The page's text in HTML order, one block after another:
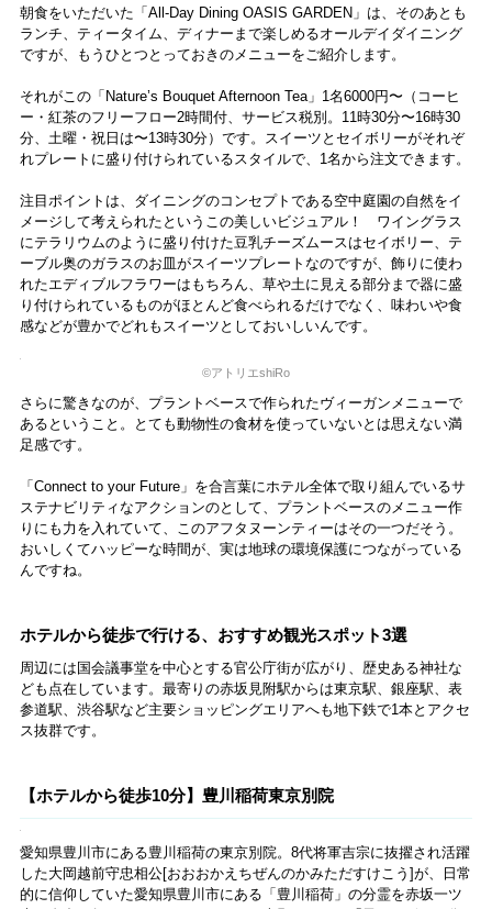
©︎アトリエshiRo
ティーセットやカップひとつにまでデザイン性の高さにこだわったも
コンはこのブック型のボックスに収納されています。また、テレビ自
体も大きなガラスで覆い、その存在感を薄れさせる工夫があります。
収納スペースもこの充実ぶり。ハンガーラックにはたくさんのハンガ
態ですが、右のハンガースペース、左の収納棚ともにそれぞれ扉がつ
いています。